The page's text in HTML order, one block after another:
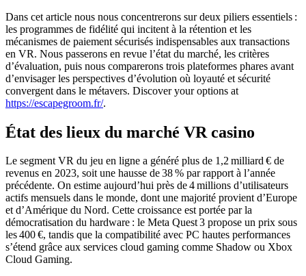
Dans cet article nous nous concentrerons sur deux piliers essentiels :
les programmes de fidélité qui incitent à la rétention et les
mécanismes de paiement sécurisés indispensables aux transactions
en VR. Nous passerons en revue l’état du marché, les critères
d’évaluation, puis nous comparerons trois plateformes phares avant
d’envisager les perspectives d’évolution où loyauté et sécurité
convergent dans le métavers. Discover your options at
https://escapegroom.fr/.
État des lieux du marché VR casino
Le segment VR du jeu en ligne a généré plus de 1,2 milliard € de
revenus en 2023, soit une hausse de 38 % par rapport à l’année
précédente. On estime aujourd’hui près de 4 millions d’utilisateurs
actifs mensuels dans le monde, dont une majorité provient d’Europe
et d’Amérique du Nord. Cette croissance est portée par la
démocratisation du hardware : le Meta Quest 3 propose un prix sous
les 400 €, tandis que la compatibilité avec PC hautes performances
s’étend grâce aux services cloud gaming comme Shadow ou Xbox
Cloud Gaming.